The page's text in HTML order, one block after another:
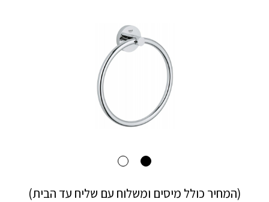
(המחיר כולל מיסים ומשלוח עם שליח עד הבית)